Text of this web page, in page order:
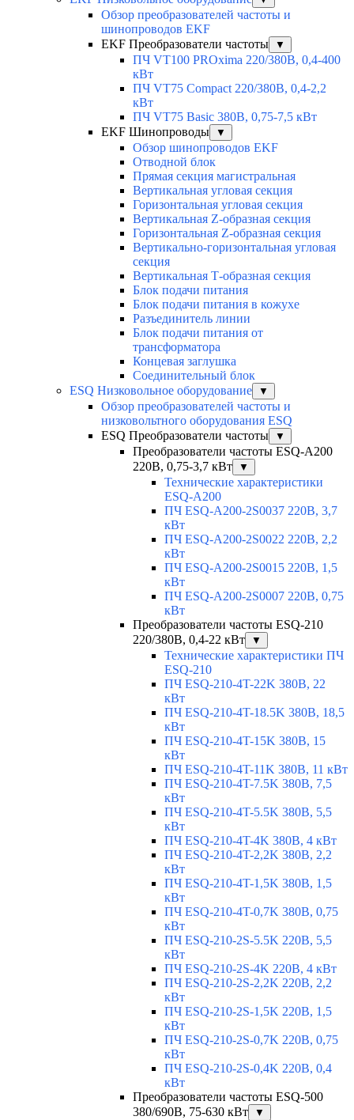
Обзор преобразователей частоты и
шинопроводов EKF
EKF Преобразователи частоты
▼
ПЧ VT100 PROxima 220/380В, 0,4-400
кВт
ПЧ VT75 Compact 220/380В, 0,4-2,2
кВт
ПЧ VT75 Basic 380В, 0,75-7,5 кВт
EKF Шинопроводы
▼
Обзор шинопроводов EKF
Отводной блок
Прямая секция магистральная
Вертикальная угловая секция
Горизонтальная угловая секция
Вертикальная Z-образная секция
Горизонтальная Z-образная секция
Вертикально-горизонтальная угловая
секция
Вертикальная Т-образная секция
Блок подачи питания
Блок подачи питания в кожухе
Разъединитель линии
Блок подачи питания от
трансформатора
Концевая заглушка
Соединительный блок
ESQ Низковольное оборудование
▼
Обзор преобразователей частоты и
низковольтного оборудования ESQ
ESQ Преобразователи частоты
▼
Преобразователи частоты ESQ-A200
220В, 0,75-3,7 кВт
▼
Технические характеристики
ESQ-A200
ПЧ ESQ-A200-2S0037 220В, 3,7
кВт
ПЧ ESQ-A200-2S0022 220В, 2,2
кВт
ПЧ ESQ-A200-2S0015 220В, 1,5
кВт
ПЧ ESQ-A200-2S0007 220В, 0,75
кВт
Преобразователи частоты ESQ-210
220/380В, 0,4-22 кВт
▼
Технические характеристики ПЧ
ESQ-210
ПЧ ESQ-210-4T-22K 380В, 22
кВт
ПЧ ESQ-210-4T-18.5K 380В, 18,5
кВт
ПЧ ESQ-210-4T-15K 380В, 15
кВт
ПЧ ESQ-210-4T-11K 380В, 11 кВт
ПЧ ESQ-210-4T-7.5K 380В, 7,5
кВт
ПЧ ESQ-210-4T-5.5K 380В, 5,5
кВт
ПЧ ESQ-210-4T-4K 380В, 4 кВт
ПЧ ESQ-210-4T-2,2K 380В, 2,2
кВт
ПЧ ESQ-210-4T-1,5K 380В, 1,5
кВт
ПЧ ESQ-210-4T-0,7K 380В, 0,75
кВт
ПЧ ESQ-210-2S-5.5K 220В, 5,5
кВт
ПЧ ESQ-210-2S-4K 220В, 4 кВт
ПЧ ESQ-210-2S-2,2K 220В, 2,2
кВт
ПЧ ESQ-210-2S-1,5K 220В, 1,5
кВт
ПЧ ESQ-210-2S-0,7K 220В, 0,75
кВт
ПЧ ESQ-210-2S-0,4K 220В, 0,4
кВт
Преобразователи частоты ESQ-500
380/690В, 75-630 кВт
▼